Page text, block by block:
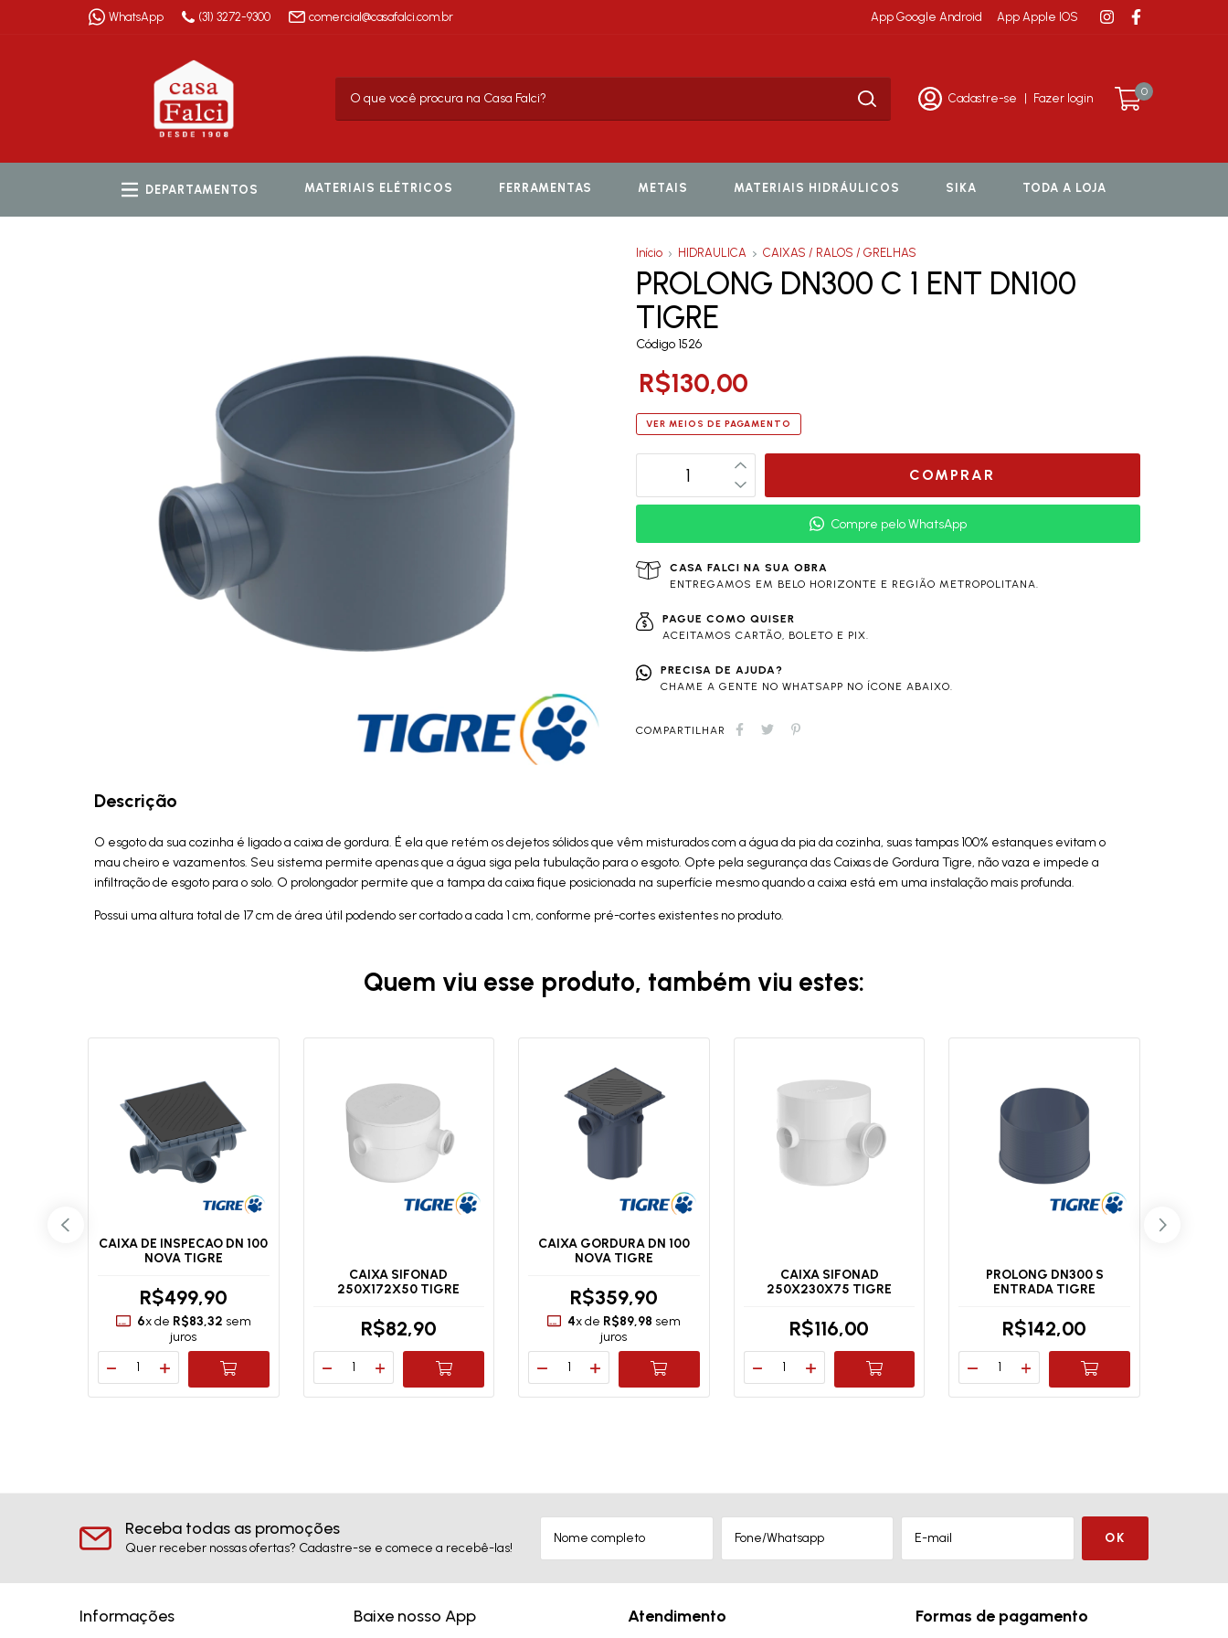
WhatsApp (31) 3272-9300 comercial@casafalci.com.br App Google Android App Apple IOS
Cadastre-se Fazer login
0
DEPARTAMENTOS MATERIAIS ELÉTRICOS FERRAMENTAS METAIS MATERIAIS HIDRÁULICOS SIKA TODA A LOJA
Início HIDRAULICA CAIXAS / RALOS / GRELHAS
PROLONG DN300 C 1 ENT DN100
TIGRE
Código 1526
R$130,00
VER MEIOS DE PAGAMENTO
Compre pelo WhatsApp
CASA FALCI NA SUA OBRA
ENTREGAMOS EM BELO HORIZONTE E REGIÃO METROPOLITANA.
PAGUE COMO QUISER
ACEITAMOS CARTÃO, BOLETO E PIX.
PRECISA DE AJUDA?
CHAME A GENTE NO WHATSAPP NO ÍCONE ABAIXO.
COMPARTILHAR
Descrição
O esgoto da sua cozinha é ligado a caixa de gordura. É ela que retém os dejetos sólidos que vêm misturados com a água da pia da cozinha, suas tampas 100% estanques evitam o
mau cheiro e vazamentos. Seu sistema permite apenas que a água siga pela tubulação para o esgoto. Opte pela segurança das Caixas de Gordura Tigre, não vaza e impede a
infiltração de esgoto para o solo. O prolongador permite que a tampa da caixa fique posicionada na superfície mesmo quando a caixa está em uma instalação mais profunda.
Possui uma altura total de 17 cm de área útil podendo ser cortado a cada 1 cm, conforme pré-cortes existentes no produto.
Quem viu esse produto, também viu estes:
CAIXA DE INSPECAO DN 100
NOVA TIGRE
R$499,90
6x de R$83,32 sem
juros
CAIXA SIFONAD
250X172X50 TIGRE
R$82,90
CAIXA GORDURA DN 100
NOVA TIGRE
R$359,90
4x de R$89,98 sem
juros
CAIXA SIFONAD
250X230X75 TIGRE
R$116,00
PROLONG DN300 S
ENTRADA TIGRE
R$142,00
Receba todas as promoções
Quer receber nossas ofertas? Cadastre-se e comece a recebê-las!
Informações Baixe nosso App Atendimento Formas de pagamento